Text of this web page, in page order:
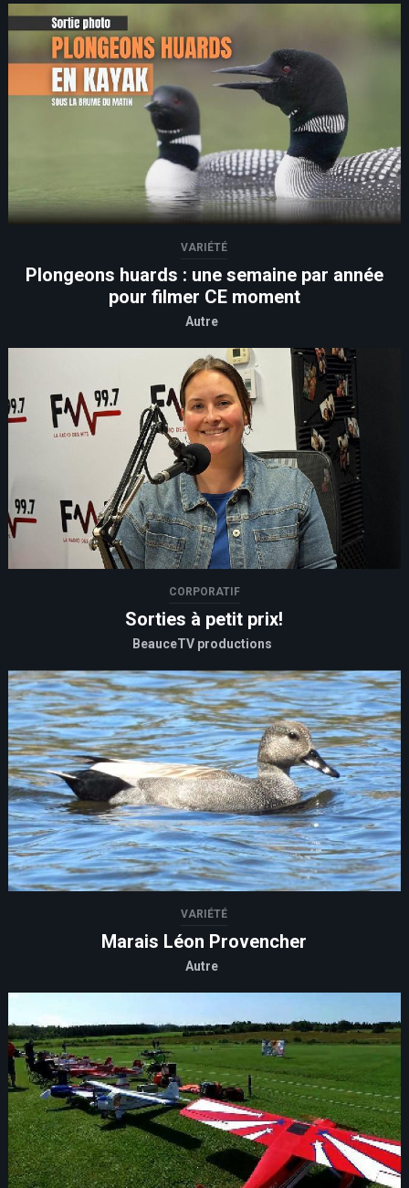
VARIÉTÉ
Plongeons huards : une semaine par année
pour filmer CE moment
Autre
CORPORATIF
Sorties à petit prix!
BeauceTV productions
VARIÉTÉ
Marais Léon Provencher
Autre